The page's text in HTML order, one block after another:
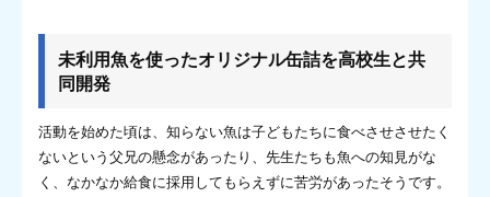
未利用魚を使ったオリジナル缶詰を高校生と共
同開発
活動を始めた頃は、知らない魚は子どもたちに食べさせさせたく
ないという父兄の懸念があったり、先生たちも魚への知見がな
く、なかなか給食に採用してもらえずに苦労があったそうです。